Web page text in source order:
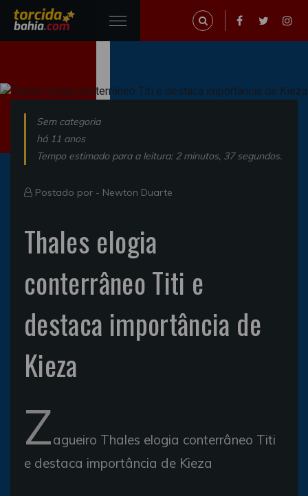
Sem categoria
há 11 anos
Tempo estimado para a leitura: 2 minutos, 37 segundos.
Postado por - Newton Duarte
Thales elogia
conterrâneo Titi e
destaca importância de
Kieza
Zagueiro Thales elogia conterrâneo Titi
e destaca importância de Kieza